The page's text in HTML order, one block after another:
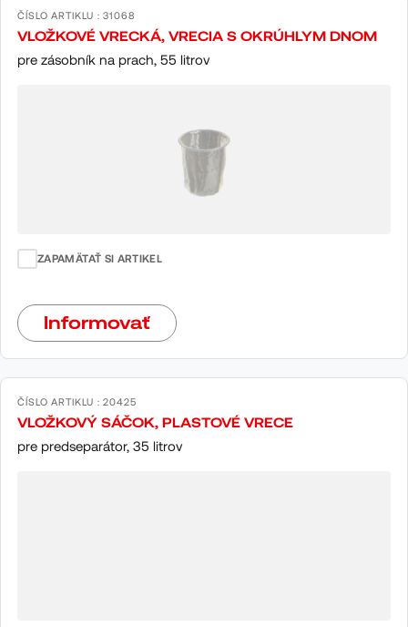
ČÍSLO ARTIKLU : 31068
VLOŽKOVÉ VRECKÁ, VRECIA S OKRÚHLYM DNOM
pre zásobník na prach, 55 litrov
ZAPAMÄTAŤ SI ARTIKEL
Informovať
ČÍSLO ARTIKLU : 20425
VLOŽKOVÝ SÁČOK, PLASTOVÉ VRECE
pre predseparátor, 35 litrov